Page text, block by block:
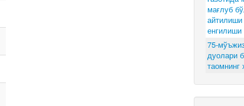
мағлуб
айтилиши
енгилиши
75-
дуолари
таомнинг